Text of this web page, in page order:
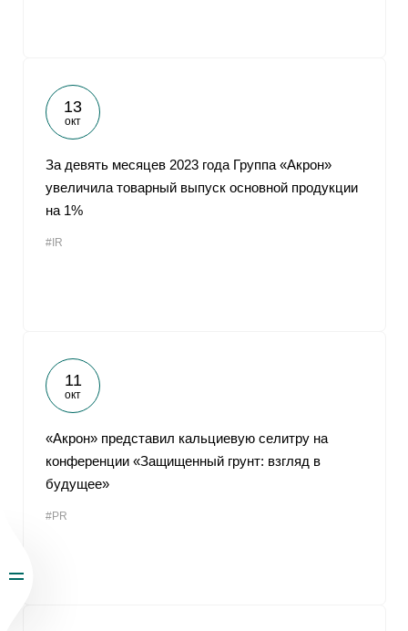
13
окт
За девять месяцев 2023 года Группа «Акрон»
увеличила товарный выпуск основной продукции
на 1%
#IR
11
окт
«Акрон» представил кальциевую селитру на
конференции «Защищенный грунт: взгляд в
будущее»
#PR